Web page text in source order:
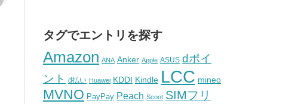
タグでエントリを探す
Amazon ANA Anker Apple ASUS dポイ
ント
d払い Huawei KDDI Kindle LCC mineo
MVNO PayPay Peach Scoot SIMフリ